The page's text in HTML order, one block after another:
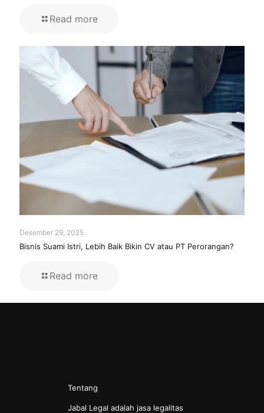
Read more
Desember 29, 2025
Bisnis Suami Istri, Lebih Baik Bikin CV atau PT Perorangan?
Read more
Tentang
Jabal Legal adalah jasa legalitas